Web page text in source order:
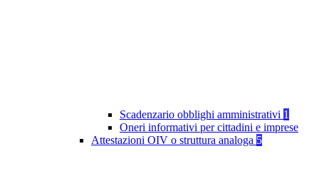
Scadenzario obblighi amministrativi 1
Oneri informativi per cittadini e imprese
Attestazioni OIV o struttura analoga 5